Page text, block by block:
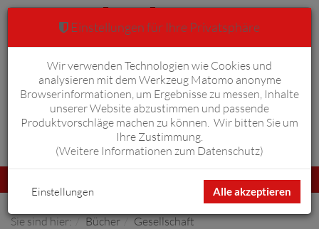
Anmelden Warenkorb 0
umschalten
Sie sind hier: Bücher Gesellschaft
Einstellungen für Ihre Privatsphäre
Wir verwenden Technologien wie Cookies und
analysieren mit dem Werkzeug Matomo anonyme
Browserinformationen, um Ergebnisse zu messen, Inhalte
unserer Website abzustimmen und passende
Produktvorschläge machen zu können. Wir bitten Sie um
Ihre Zustimmung.
(Weitere Informationen zum Datenschutz)
Alle akzeptieren
Einstellungen